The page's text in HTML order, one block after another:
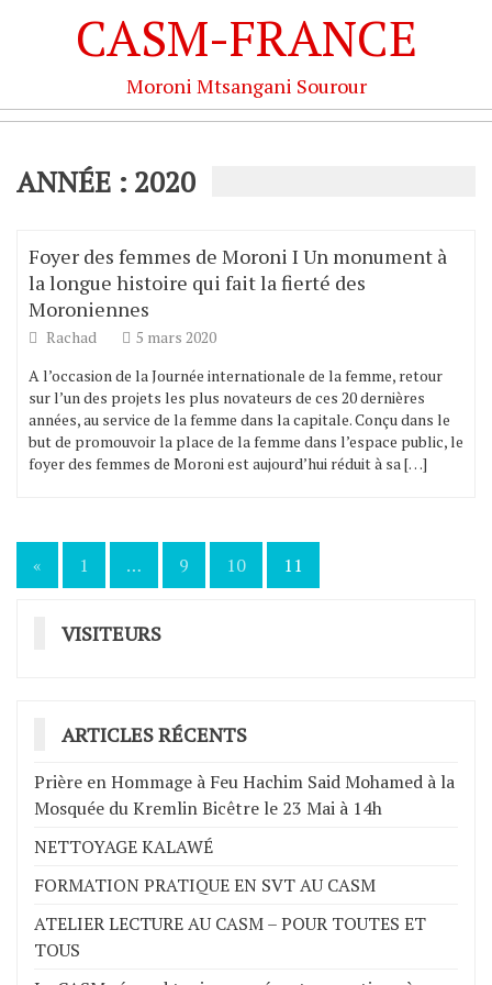
CASM-FRANCE
Moroni Mtsangani Sourour
ANNÉE : 2020
Foyer des femmes de Moroni I Un monument à
la longue histoire qui fait la fierté des
Moroniennes
Rachad
5 mars 2020
A l’occasion de la Journée internationale de la femme, retour
sur l’un des projets les plus novateurs de ces 20 dernières
années, au service de la femme dans la capitale. Conçu dans le
but de promouvoir la place de la femme dans l’espace public, le
foyer des femmes de Moroni est aujourd’hui réduit à sa […]
Navigation
des
« 1 … 9 10 11
VISITEURS
ARTICLES RÉCENTS
Prière en Hommage à Feu Hachim Said Mohamed à la
Mosquée du Kremlin Bicêtre le 23 Mai à 14h
NETTOYAGE KALAWÉ
FORMATION PRATIQUE EN SVT AU CASM
ATELIER LECTURE AU CASM – POUR TOUTES ET
TOUS